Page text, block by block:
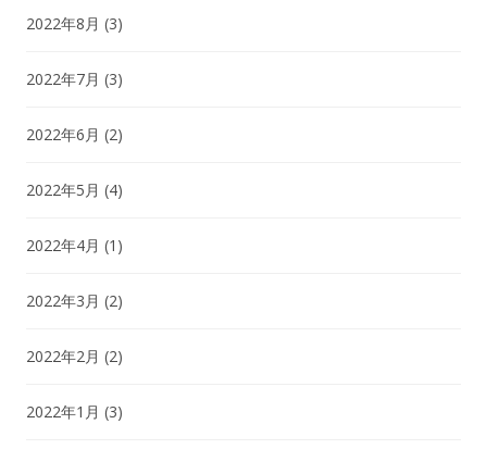
2022年8月 (3)
2022年7月 (3)
2022年6月 (2)
2022年5月 (4)
2022年4月 (1)
2022年3月 (2)
2022年2月 (2)
2022年1月 (3)